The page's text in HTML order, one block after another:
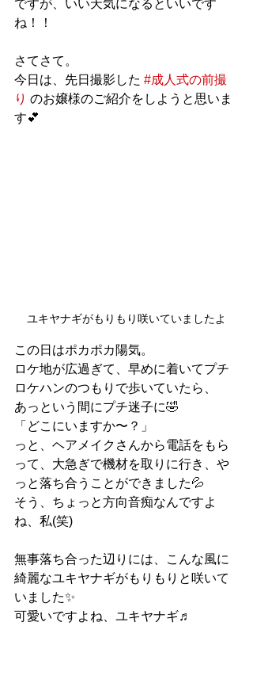
ですが、いい天気になるといいです
ね！！
さてさて。
今日は、先日撮影した #成人式の前撮
り のお嬢様のご紹介をしようと思いま
す💕
ユキヤナギがもりもり咲いていましたよ
この日はポカポカ陽気。
ロケ地が広過ぎて、早めに着いてプチ
ロケハンのつもりで歩いていたら、
あっという間にプチ迷子に🤣
「どこにいますか〜？」
っと、ヘアメイクさんから電話をもら
って、大急ぎで機材を取りに行き、や
っと落ち合うことができました💦
そう、ちょっと方向音痴なんですよ
ね、私(笑)
無事落ち合った辺りには、こんな風に
綺麗なユキヤナギがもりもりと咲いて
いました✨
可愛いですよね、ユキヤナギ♬